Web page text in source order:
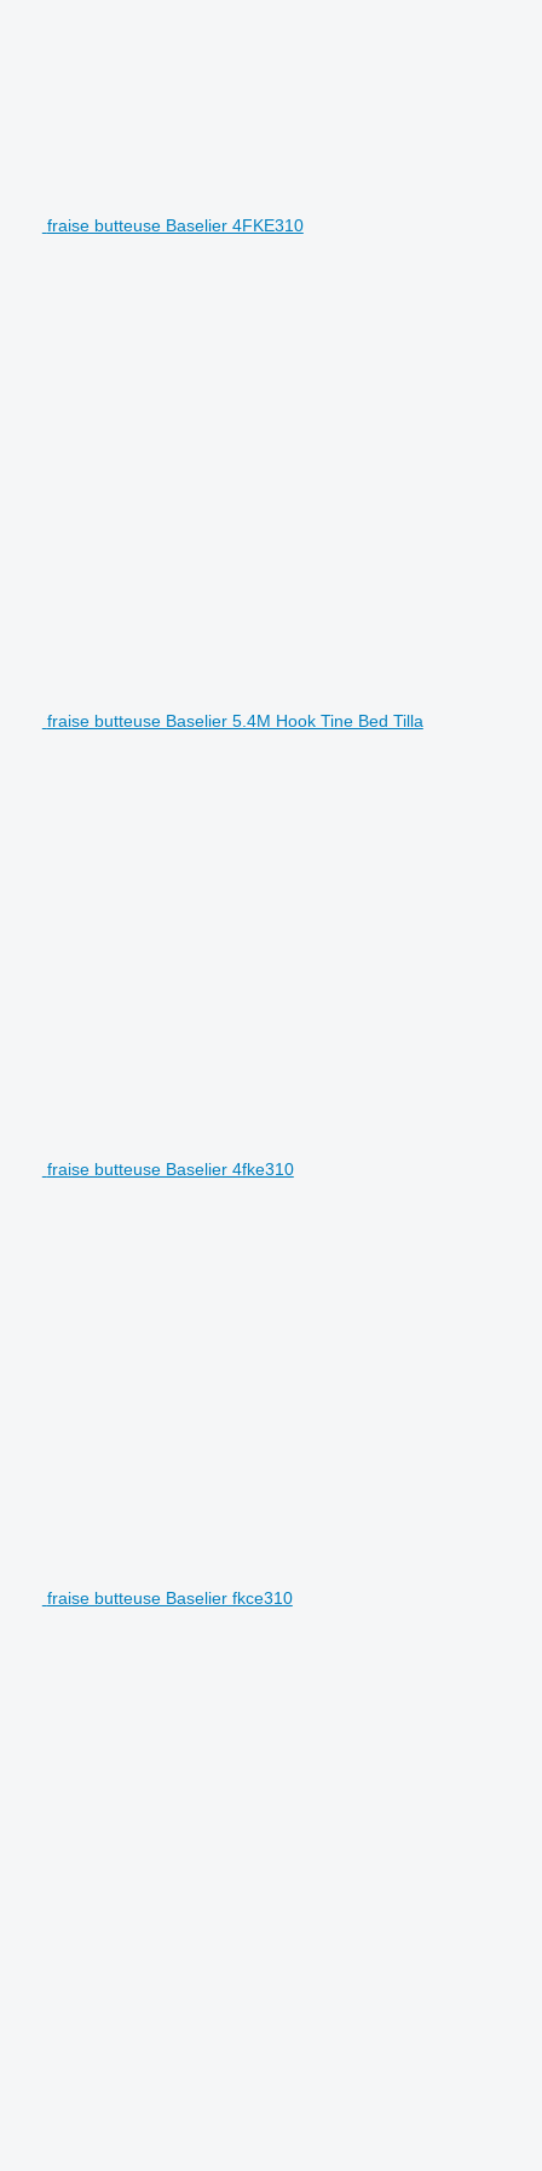
fraise butteuse Baselier 4FKE310
fraise butteuse Baselier 5.4M Hook Tine Bed Tilla
fraise butteuse Baselier 4fke310
fraise butteuse Baselier fkce310